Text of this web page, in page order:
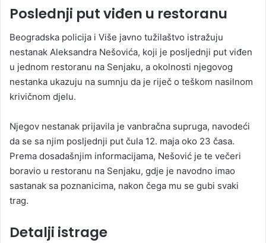
Poslednji put viđen u restoranu
Beogradska policija i Više javno tužilaštvo istražuju
nestanak Aleksandra Nešovića, koji je posljednji put viđen
u jednom restoranu na Senjaku, a okolnosti njegovog
nestanka ukazuju na sumnju da je riječ o teškom nasilnom
krivičnom djelu.
Njegov nestanak prijavila je vanbračna supruga, navodeći
da se sa njim posljednji put čula 12. maja oko 23 časa.
Prema dosadašnjim informacijama, Nešović je te večeri
boravio u restoranu na Senjaku, gdje je navodno imao
sastanak sa poznanicima, nakon čega mu se gubi svaki
trag.
Detalji istrage